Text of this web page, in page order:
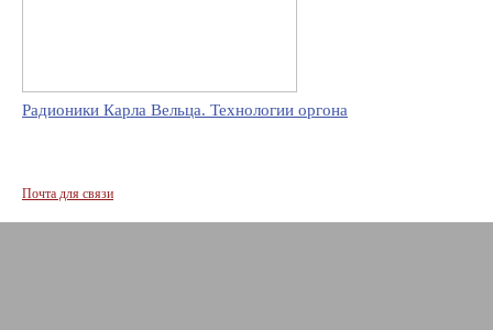
Радионики Карла Вельца. Технологии оргона
Почта для связи